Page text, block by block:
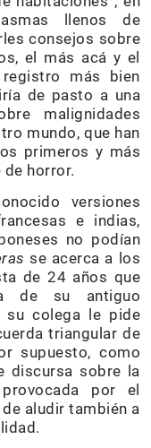
llenos de
consejos sobre
el más acá y el
más bien
de pasto a una
malignidades
mundo, que han
primeros y más
horror.
versiones
e indias,
no podían
se acerca a los
de 24 años que
de su antiguo
su colega le pide
triangular de
supuesto, como
discursa sobre la
por el
aludir también a